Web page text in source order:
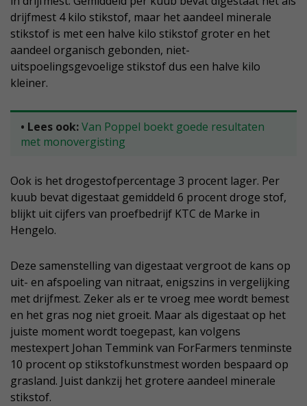
drijfmest 4 kilo stikstof, maar het aandeel minerale
stikstof is met een halve kilo stikstof groter en het
aandeel organisch gebonden, niet-
uitspoelingsgevoelige stikstof dus een halve kilo
kleiner.
• Lees ook:Van Poppel boekt goede resultaten
met monovergisting
Ook is het drogestofpercentage 3 procent lager. Per
kuub bevat digestaat gemiddeld 6 procent droge stof,
blijkt uit cijfers van proefbedrijf KTC de Marke in
Hengelo.
Deze samenstelling van digestaat vergroot de kans op
uit- en afspoeling van nitraat, enigszins in vergelijking
met drijfmest. Zeker als er te vroeg mee wordt bemest
en het gras nog niet groeit. Maar als digestaat op het
juiste moment wordt toegepast, kan volgens
mestexpert Johan Temmink van ForFarmers tenminste
10 procent op stikstofkunstmest worden bespaard op
grasland. Juist dankzij het grotere aandeel minerale
stikstof.